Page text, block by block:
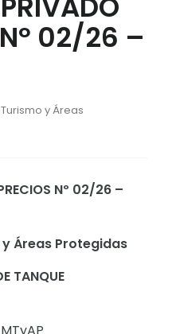
Nº 02/26 –
y Áreas
Nº 02/26 –
Áreas Protegidas
TANQUE